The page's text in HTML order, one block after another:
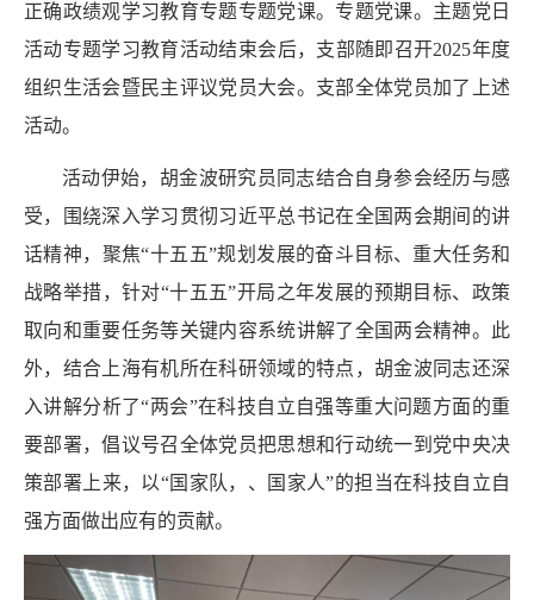
正确政绩观学习教育专题专题党课。专题党课。主题党日
活动专题学习教育活动结束会后，支部随即召开2025年度
组织生活会暨民主评议党员大会。支部全体党员加了上述
活动。
活动伊始，胡金波研究员同志结合自身参会经历与感
受，围绕深入学习贯彻习近平总书记在全国两会期间的讲
话精神，聚焦“十五五”规划发展的奋斗目标、重大任务和
战略举措，针对“十五五”开局之年发展的预期目标、政策
取向和重要任务等关键内容系统讲解了全国两会精神。此
外，结合上海有机所在科研领域的特点，胡金波同志还深
入讲解分析了“两会”在科技自立自强等重大问题方面的重
要部署，倡议号召全体党员把思想和行动统一到党中央决
策部署上来，以“国家队，、国家人”的担当在科技自立自
强方面做出应有的贡献。